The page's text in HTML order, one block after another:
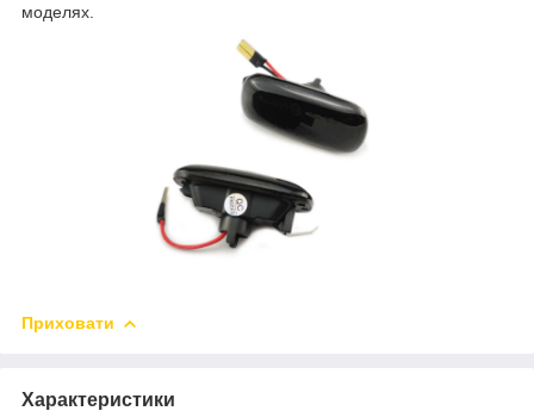
моделях.
Приховати
Характеристики